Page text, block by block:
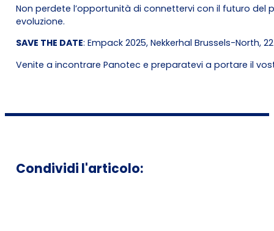
Non perdete l’opportunità di connettervi con il futuro
evoluzione.
SAVE THE DATE: Empack 2025, Nekkerhal Brussels-North,
Venite a incontrare Panotec e preparatevi a portare il
Condividi l'articolo: